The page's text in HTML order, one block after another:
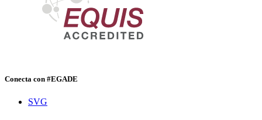
Conecta con #EGADE
SVG